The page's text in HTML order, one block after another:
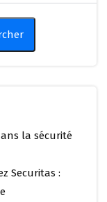
la sécurité
Securitas :